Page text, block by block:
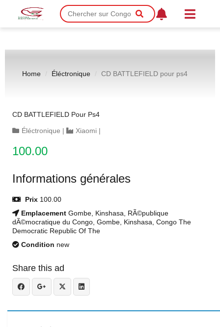
Home Éléctronique CD BATTLEFIELD pour ps4
CD BATTLEFIELD Pour Ps4
Éléctronique | Xiaomi |
100.00
Informations générales
Prix 100.00
Emplacement Gombe, Kinshasa, RÃ©publique
dÃ©mocratique du Congo, Gombe, Kinshasa, Congo The
Democratic Republic Of The
Condition new
Share this ad